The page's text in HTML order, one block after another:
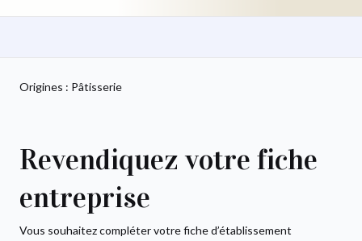
Origines : Pâtisserie
Revendiquez votre fiche
entreprise
Vous souhaitez compléter votre fiche d’établissement